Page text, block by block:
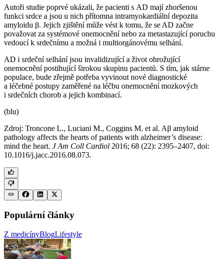
Autoři studie poprvé ukázali, že pacienti s AD mají zhoršenou
funkci srdce a jsou u nich přítomna intramyokardiální depozita
amyloidu β. Jejich zjištění může vést k tomu, že se AD začne
považovat za systémové onemocnění nebo za metastazující poruchu
vedoucí k srdečnímu a možná i multiorgánovému selhání.
AD i srdeční selhání jsou invalidizující a život ohrožující
onemocnění postihující širokou skupinu pacientů. S tím, jak stárne
populace, bude zřejmě potřeba vyvinout nové diagnostické
a léčebné postupy zaměřené na léčbu onemocnění mozkových
i srdečních chorob a jejich kombinací.
(blu)
Zdroj: Troncone L., Luciani M., Coggins M. et al. Aβ amyloid
pathology affects the hearts of patients with alzheimer’s disease:
mind the heart. J Am Coll Cardiol 2016; 68 (22): 2395–2407, doi:
10.1016/j.jacc.2016.08.073.
Populární články
Z medicínyBlogLifestyle